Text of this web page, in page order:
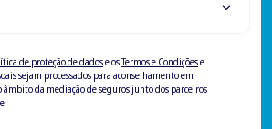
de proteção de dadose osTermos e Condiçõese
sejam processados para aconselhamento em
âmbito da mediação de seguros junto dos parceiros